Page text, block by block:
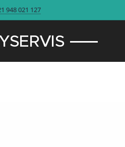
948 021 127